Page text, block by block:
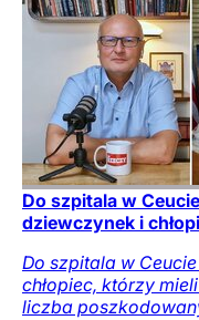
Do szpitala w
dziewczynek i
Do szpitala w
chłopiec, którzy
liczba